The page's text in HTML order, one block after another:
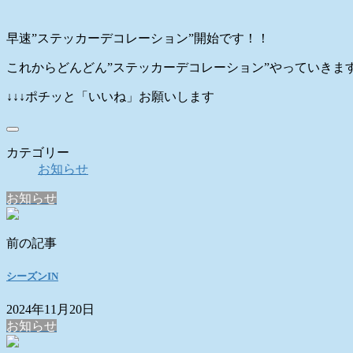
早速”ステッカーデコレーション”開始です！！
これからどんどん”ステッカーデコレーション”やっていきま
↓↓↓ポチッと「いいね」お願いします
カテゴリー
お知らせ
お知らせ
前の記事
シーズンIN
2024年11月20日
お知らせ